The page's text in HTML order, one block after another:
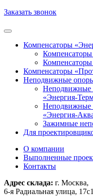
Заказать звонок
Компенсаторы
Компенсаторы
Неподвижные
Неподвижные
«Энергия-
Неподвижные
«Энергия-
Зажимные
Для
О компании
Выполненные
Контакты
Адрес склада: г. Москва,
6-я Радиальная улица, 17с1